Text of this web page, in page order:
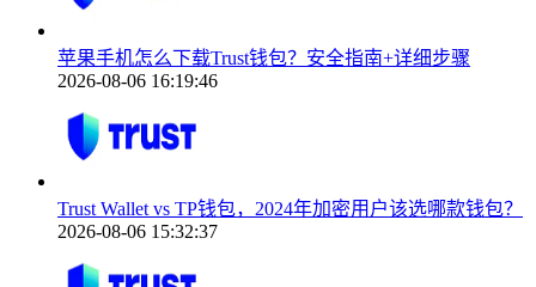
苹果手机怎么下载Trust钱包？安全指南+详细步骤
2026-08-06 16:19:46
Trust Wallet vs TP钱包，2024年加密用户该选哪款钱包？
2026-08-06 15:32:37